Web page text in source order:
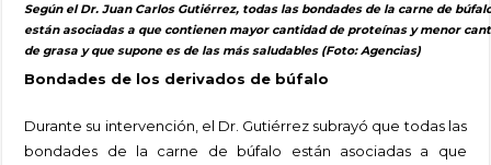
Según el Dr. Juan Carlos Gutiérrez, todas las bondades de la carne de
están asociadas a que contienen mayor cantidad de proteínas y menor
de grasa y que supone es de las más saludables (Foto: Agencias)
Bondades de los derivados de búfalo
Durante su intervención, el Dr. Gutiérrez subrayó que todas las
bondades de la carne de búfalo están asociadas a que